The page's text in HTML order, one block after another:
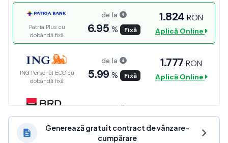
Generează gratuit contract de vânzare-
cumpărare